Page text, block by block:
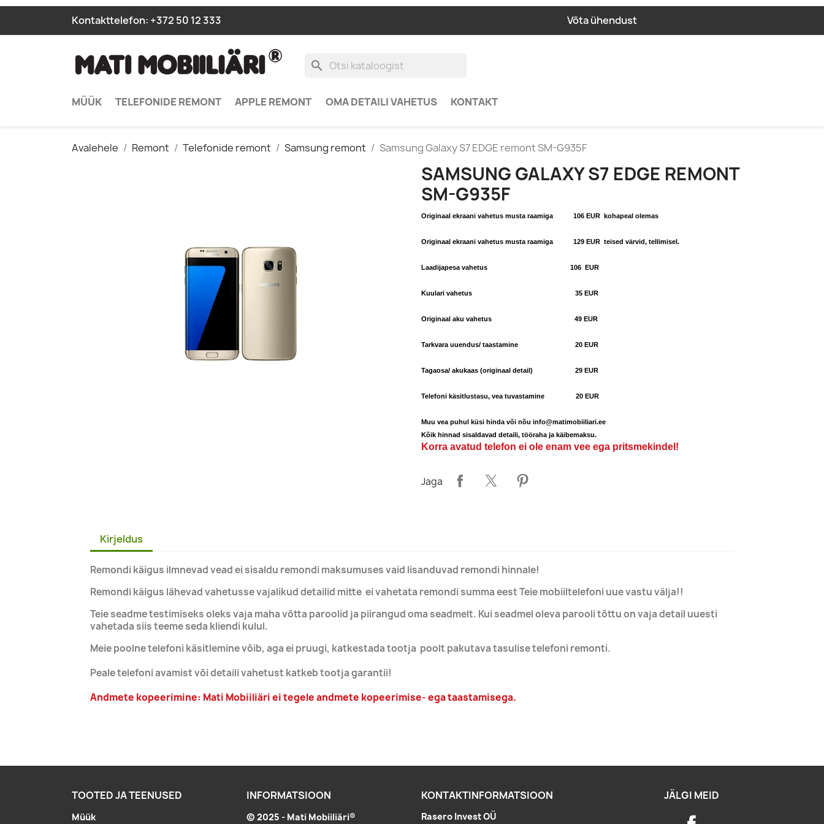
Kontakttelefon: +372 50 12 333 Võta ühendust
search
MÜÜK TELEFONIDE REMONT APPLE REMONT OMA DETAILI VAHETUS KONTAKT
Avalehele Remont Telefonide remont Samsung remont Samsung Galaxy S7 EDGE remont SM-G935F
SAMSUNG GALAXY S7 EDGE REMONT
SM-G935F
Originaal ekraani vahetus musta raamiga 106 EUR kohapeal olemas
Originaal ekraani vahetus musta raamiga 129 EUR teised värvid, tellimisel.
Laadijapesa vahetus 106 EUR
Kuulari vahetus 35 EUR
Originaal aku vahetus 49 EUR
Tarkvara uuendus/ taastamine 20 EUR
Tagaosa/ akukaas (originaal detail) 29 EUR
Telefoni käsitlustasu, vea tuvastamine 20 EUR
Muu vea puhul küsi hinda või nõu info@matimobiiliari.ee
Kõik hinnad sisaldavad detaili, tööraha ja käibemaksu.
Korra avatud telefon ei ole enam vee ega pritsmekindel!
Jaga
Kirjeldus
Remondi käigus ilmnevad vead ei sisaldu remondi maksumuses vaid lisanduvad remondi hinnale!
Remondi käigus lähevad vahetusse vajalikud detailid mitte ei vahetata remondi summa eest Teie mobiiltelefoni uue vastu välja!!
Teie seadme testimiseks oleks vaja maha võtta paroolid ja piirangud oma seadmelt. Kui seadmel oleva parooli tõttu on vaja detail uuesti
vahetada siis teeme seda kliendi kulul.
Meie poolne telefoni käsitlemine võib, aga ei pruugi, katkestada tootja poolt pakutava tasulise telefoni remonti.
Peale telefoni avamist või detaili vahetust katkeb tootja garantii!
Andmete kopeerimine: Mati Mobiiliäri ei tegele andmete kopeerimise- ega taastamisega.
TOOTED JA TEENUSED
Müük
INFORMATSIOON
© 2025 - Mati Mobiiliäri®
KONTAKTINFORMATSIOON
Rasero Invest OÜ
JÄLGI MEID